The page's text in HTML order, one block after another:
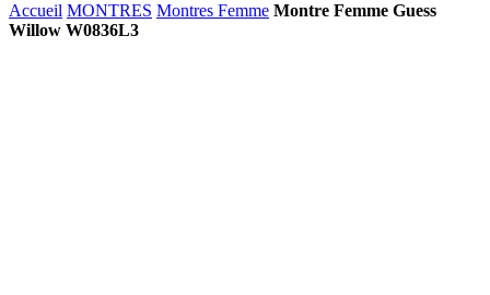
Accueil MONTRES Montres Femme Montre Femme Guess
Willow W0836L3